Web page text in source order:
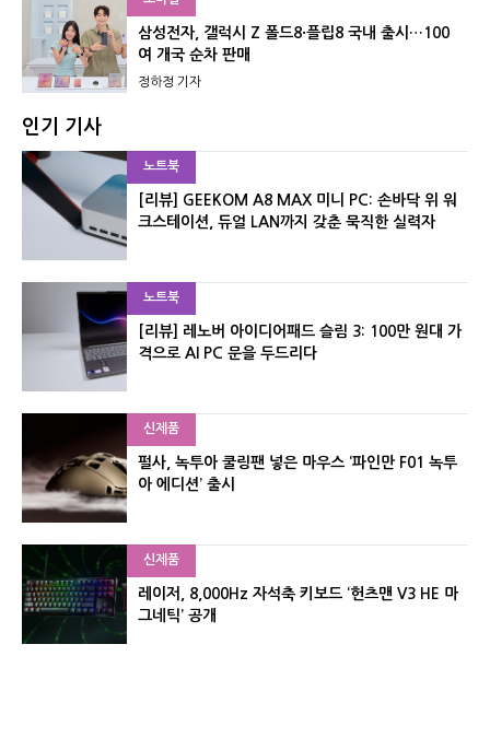
삼성전자, 갤럭시 Z 폴드8·플립8 국내 출시…100
여 개국 순차 판매
정하정 기자
인기 기사
노트북
[리뷰] GEEKOM A8 MAX 미니 PC: 손바닥 위 워
크스테이션, 듀얼 LAN까지 갖춘 묵직한 실력자
노트북
[리뷰] 레노버 아이디어패드 슬림 3: 100만 원대 가
격으로 AI PC 문을 두드리다
신제품
펄사, 녹투아 쿨링팬 넣은 마우스 ‘파인만 F01 녹투
아 에디션’ 출시
신제품
레이저, 8,000Hz 자석축 키보드 ‘헌츠맨 V3 HE 마
그네틱’ 공개